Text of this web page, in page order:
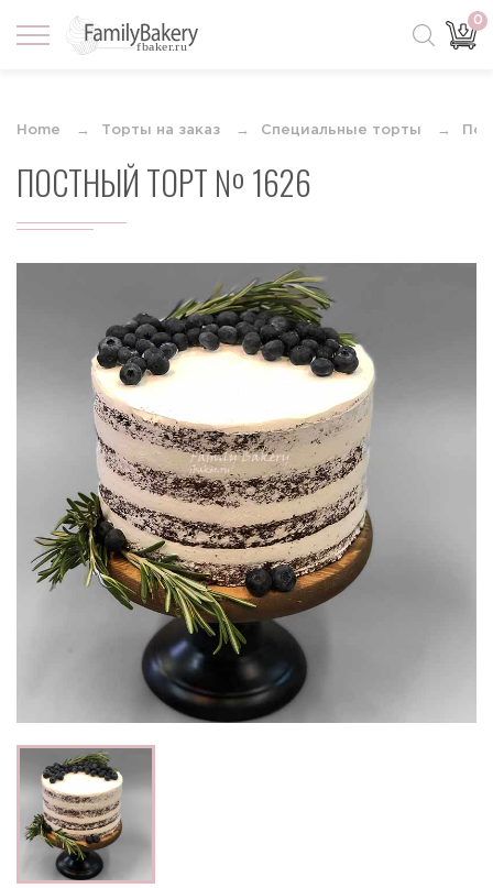
0
Home Торты на заказ Специальные торты
ПОСТНЫЙ ТОРТ № 1626